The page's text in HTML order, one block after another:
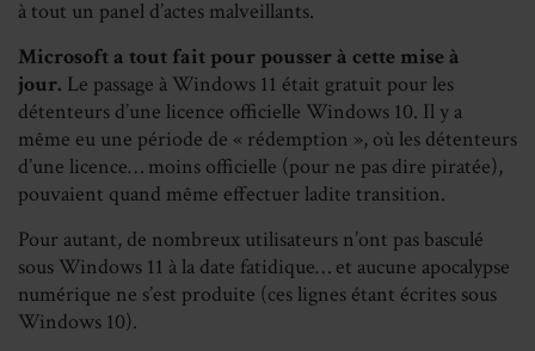
à tout un panel d’actes malveillants.
Microsoft a tout fait pour pousser à cette mise à
jour. Le passage à Windows 11 était gratuit pour les
détenteurs d’une licence officielle Windows 10. Il y a
même eu une période de « rédemption », où les détenteurs
d’une licence… moins officielle (pour ne pas dire piratée),
pouvaient quand même effectuer ladite transition.
Pour autant, de nombreux utilisateurs n’ont pas basculé
sous Windows 11 à la date fatidique… et aucune apocalypse
numérique ne s’est produite (ces lignes étant écrites sous
Windows 10).